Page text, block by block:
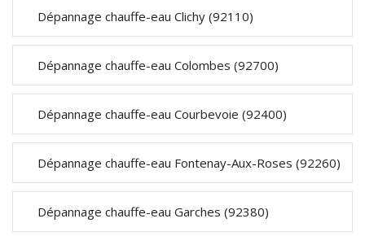
Dépannage chauffe-eau Clichy (92110)
Dépannage chauffe-eau Colombes (92700)
Dépannage chauffe-eau Courbevoie (92400)
Dépannage chauffe-eau Fontenay-Aux-Roses (92260)
Dépannage chauffe-eau Garches (92380)